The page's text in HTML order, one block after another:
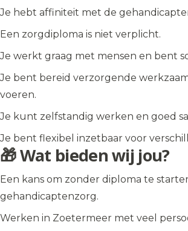
Je hebt affiniteit met de
Een zorgdiploma is niet verplicht.
Je werkt graag met mensen en bent
Je bent bereid verzorgende
voeren.
Je kunt zelfstandig werken en goed
Je bent flexibel inzetbaar voor
🎁 Wat bieden wij jou?
Een kans om zonder diploma te
gehandicaptenzorg.
Werken in Zoetermeer met veel